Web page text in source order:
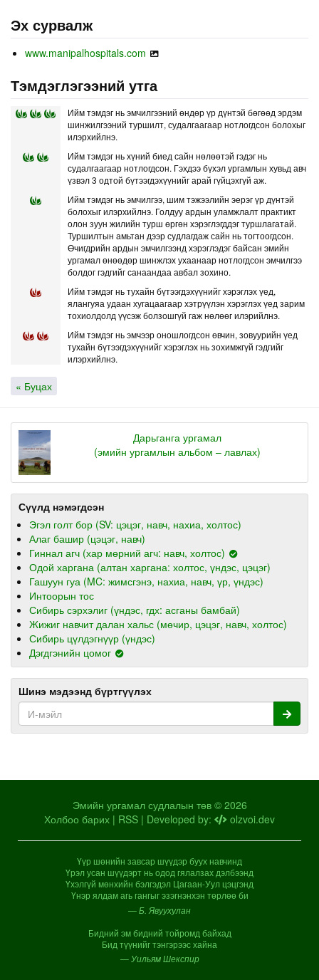
Эх сурвалж
www.manipalhospitals.com
Тэмдэглэгээний утга
Ийм тэмдэг нь эмчилгээний өндөр үр дүнтэй бөгөөд эрдэм
шинжилгээний туршилт, судалгаагаар нотлогдсон болохыг
илэрхийлнэ.
Ийм тэмдэг нь хүний биед сайн нөлөөтэй гэдэг нь
судалгаагаар нотлогдсон. Гэхдээ бүхэл ургамлын хувьд авч
үзвэл 3 одтой бүтээгдэхүүнийг арай гүйцэхгүй аж.
Ийм тэмдэг нь эмчилгээ, шим тэжээлийн эерэг үр дүнтэй
болохыг илэрхийлнэ. Голдуу ардын уламжлалт практикт
олон зуун жилийн турш өргөн хэрэглэгддэг туршлагатай.
Туршилтын амьтан дээр судлагдаж сайн нь тогтоогдсон.
Өчигдрийн ардын эмчилгээнд хэрэглэдэг байсан эмийн
ургамал өнөөдөр шинжлэх ухаанаар нотлогдсон эмчилгээ
болдог гэдгийг санаандаа авбал зохино.
Ийм тэмдэг нь тухайн бүтээгдэхүүнийг хэрэглэх үед,
ялангуяа удаан хугацаагаар хэтрүүлэн хэрэглэх үед зарим
тохиолдолд үүсэж болзошгүй гаж нөлөөг илэрийлнэ.
Ийм тэмдэг нь эмчээр оношлогдсон өвчин, зовуурийн үед
тухайн бүтээгдэхүүнийг хэрэглэх нь зохимжгүй гэдгийг
илэрхийлнэ.
« Буцах
Дарьганга ургамал
(эмийн ургамлын альбом – лавлах)
Сүүлд нэмэгдсэн
Эгэл голт бор (SV: цэцэг, навч, нахиа, холтос)
Алаг башир (цэцэг, навч)
Гиннал агч (хар мөрний агч: навч, холтос)
Одой харгана (алтан харгана: холтос, үндэс, цэцэг)
Гашуун гуа (MC: жимсгэнэ, нахиа, навч, үр, үндэс)
Интоорын тос
Сибирь сэрхэлиг (үндэс, гдх: асганы бамбай)
Жижиг навчит далан хальс (мөчир, цэцэг, навч, холтос)
Сибирь цүлдэгнүүр (үндэс)
Дэгдгэнийн цомог
Шинэ мэдээнд бүртгүүлэх
Эмийн ургамал судлалын төв © 2026
Холбоо барих | RSS | Developed by: olzvoi.dev
Үүр шөнийн завсар шүүдэр буух навчинд
Үрэл усан шүүдэрт нь одод гялалзах дэлбээнд
Үхэлгүй мөнхийн бэлгэдэл Цагаан-Уул цэцгэнд
Үнэр ялдам агь гангыг эзэгнэнхэн төрлөө би
— Б. Явуухулан
Бидний эм бидний тойромд байхад
Бид түүнийг тэнгэрээс хайна
— Уильям Шекспир